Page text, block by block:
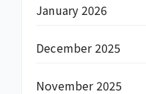
January 2026
December 2025
November 2025